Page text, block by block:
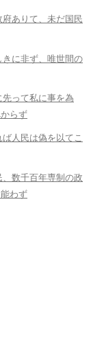
ありて、未だ国民
に非ず、唯世間の
って私に事を為
らず
人民は偽を以てこ
数千百年専制の政
わず